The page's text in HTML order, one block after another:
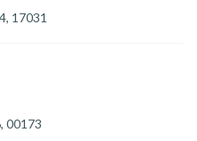
17031
00173